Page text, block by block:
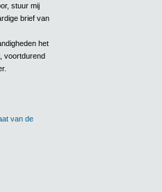
stuur mij
brief van
het
voortdurend
van de